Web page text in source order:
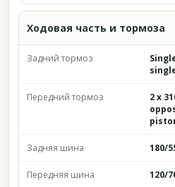
Ходовая часть и тормоза
Задний тормоз
Передний тормоз
2 x
Задняя шина 180/
Передняя шина 120/